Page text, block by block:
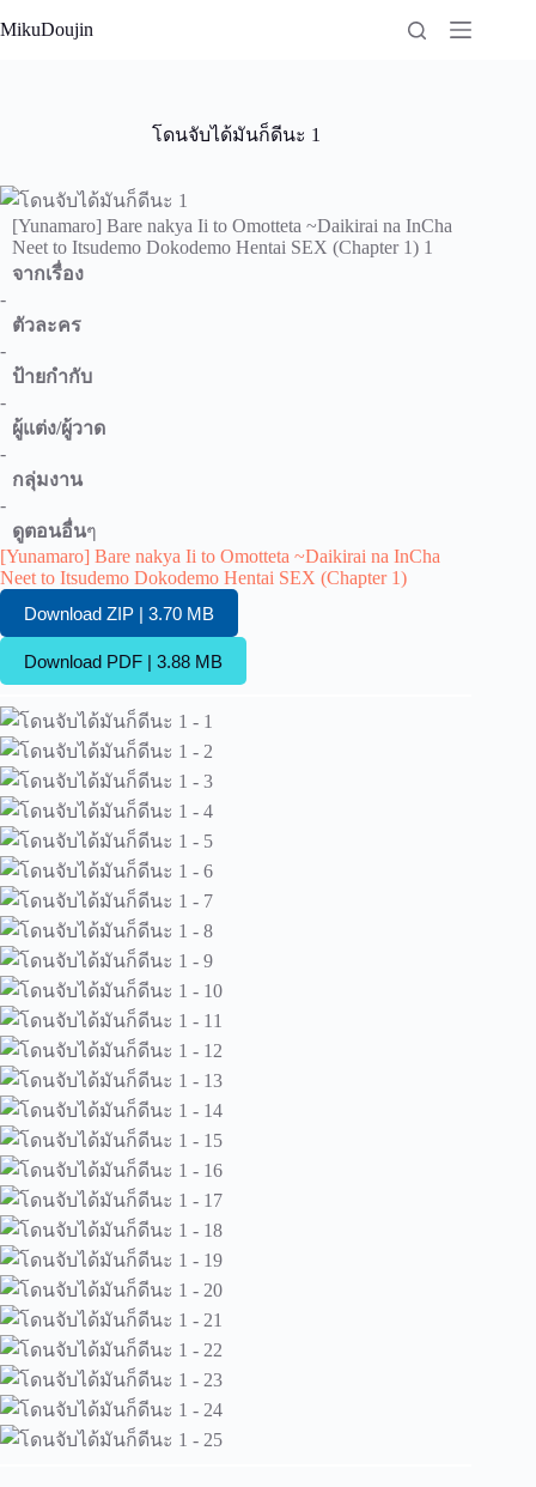
to
MikuDoujin
โดนจับได้มันก็ดีนะ 1
[Yunamaro] Bare nakya Ii to Omotteta ~Daikirai na InCha
Neet to Itsudemo Dokodemo Hentai SEX (Chapter 1) 1
จากเรื่อง
-
ตัวละคร
-
ป้ายกำกับ
-
ผู้แต่ง/ผู้วาด
-
กลุ่มงาน
-
ดูตอนอื่นๆ
[Yunamaro] Bare nakya Ii to Omotteta ~Daikirai na InCha
Neet to Itsudemo Dokodemo Hentai SEX (Chapter 1)
Download ZIP | 3.70 MB
Download PDF | 3.88 MB